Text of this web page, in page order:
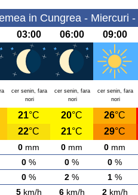
in Cungrea - Miercuri
03:00 06:00 09:00
cer senin, fara
nori
cer senin, fara
nori
cer senin, fara
nori
21°C 20°C 26°C
22°C 21°C 29°C
0 mm 0 mm 0 mm
0 % 0 % 0 %
0 % 2 % 1 %
5km/h 6km/h 2km/h